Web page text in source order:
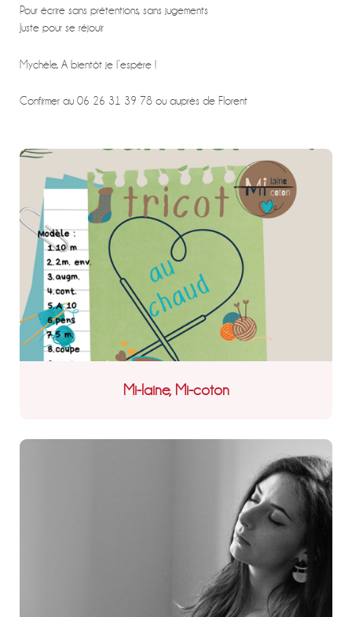
Pour écrire sans prétentions, sans jugements
Juste pour se réjouir
Mychèle, A bientôt je l’espère !
Confirmer au 06 26 31 39 78 ou auprès de Florent
Mi-laine, Mi-coton